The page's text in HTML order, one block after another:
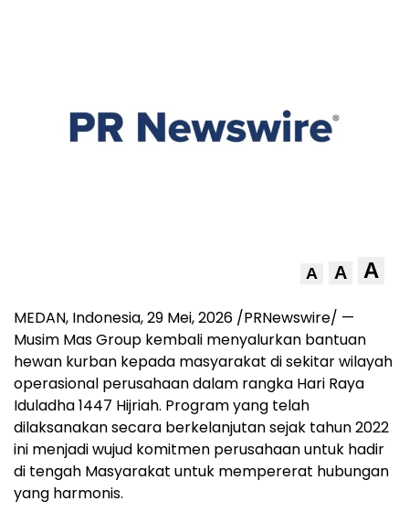
A A A
MEDAN, Indonesia,29 Mei, 2026 /PRNewswire/ —
Musim Mas Group kembali menyalurkan bantuan
hewan kurban kepada masyarakat di sekitar wilayah
operasional perusahaan dalam rangka Hari Raya
Iduladha 1447 Hijriah. Program yang telah
dilaksanakan secara berkelanjutan sejak tahun 2022
ini menjadi wujud komitmen perusahaan untuk hadir
di tengah Masyarakat untuk mempererat hubungan
yang harmonis.